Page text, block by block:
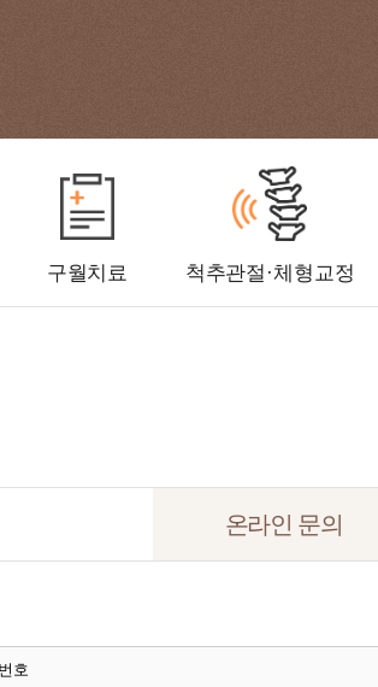
구월치료 척추관절·체형교정
온라인 문의
번호